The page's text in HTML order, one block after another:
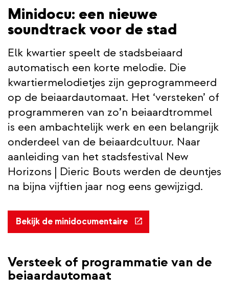
Minidocu: een nieuwe
soundtrack voor de stad
Elk kwartier speelt de stadsbeiaard
automatisch een korte melodie. Die
kwartiermelodietjes zijn geprogrammeerd
op de beiaardautomaat. Het ‘versteken’ of
programmeren van zo’n beiaardtrommel
is een ambachtelijk werk en een belangrijk
onderdeel van de beiaardcultuur. Naar
aanleiding van het stadsfestival New
Horizons | Dieric Bouts werden de deuntjes
na bijna vijftien jaar nog eens gewijzigd.
Bekijk de minidocumentaire(externe
link)
Versteek of programmatie van de
beiaardautomaat